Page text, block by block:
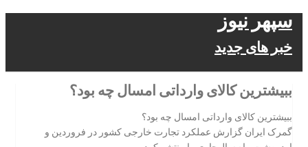
سپهر نیوز
خبر های جدید
ببیشترین کالای وارداتی امسال چه بود؟
ببیشترین کالای وارداتی امسال چه بود؟
گمرک ایران گزارش عملکرد تجارت خارجی کشور در فروردین و